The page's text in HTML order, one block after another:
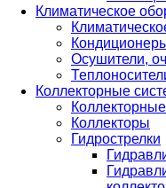
Климатическое
Осушители,
Коллекторные
Коллекторы
Гидрострелки